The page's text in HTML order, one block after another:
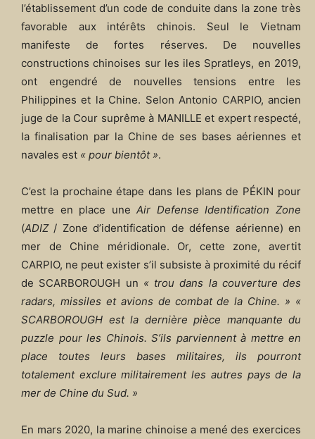
l’établissement d’un code de conduite dans la zone très
favorable aux intérêts chinois. Seul le Vietnam
manifeste de fortes réserves. De nouvelles
constructions chinoises sur les iles Spratleys, en 2019,
ont engendré de nouvelles tensions entre les
Philippines et la Chine. Selon Antonio CARPIO, ancien
juge de la Cour suprême à MANILLE et expert respecté,
la finalisation par la Chine de ses bases aériennes et
navales est « pour bientôt ».
C’est la prochaine étape dans les plans de PÉKIN pour
mettre en place uneAir Defense Identification Zone
(ADIZ/ Zone d’identification de défense aérienne) en
mer de Chine méridionale. Or, cette zone, avertit
CARPIO, ne peut exister s’il subsiste à proximité du récif
de SCARBOROUGH un « trou dans la couverture des
radars, missiles et avions de combat de la Chine. » «
SCARBOROUGH est la dernière pièce manquante du
puzzle pour les Chinois. S’ils parviennent à mettre en
place toutes leurs bases militaires, ils pourront
totalement exclure militairement les autres pays de la
mer de Chine du Sud. »
En mars 2020, la marine chinoise a mené des exercices